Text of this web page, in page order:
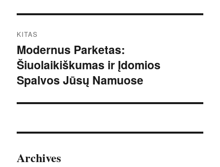
KITAS
Kitas
įrašas:
Modernus Parketas:
Šiuolaikiškumas ir Įdomios
Spalvos Jūsų Namuose
Archives